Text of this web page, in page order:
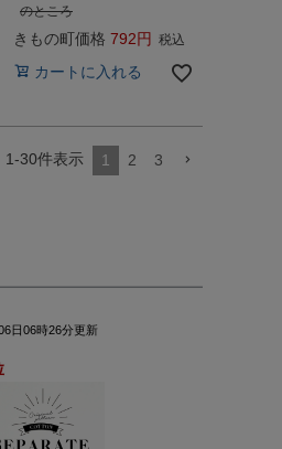
のところ
きもの町価格 792 税込
カートに入れる
1-30件表示 1 2 3